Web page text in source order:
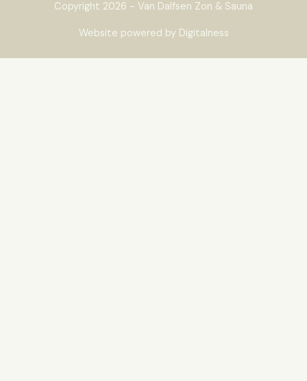
Copyright 2026 - Van Dalfsen Zon & Sauna
Website powered by Digitalness